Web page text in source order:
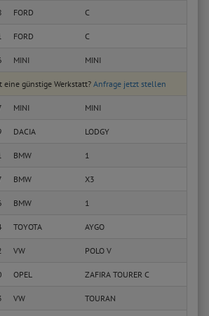
FORD C
FORD C
MINI MINI
eine günstige Werkstatt? Anfrage jetzt stellen
MINI MINI
DACIA LODGY
BMW 1
BMW X3
BMW 1
TOYOTA AYGO
VW POLO V
OPEL ZAFIRA TOURER C
VW TOURAN